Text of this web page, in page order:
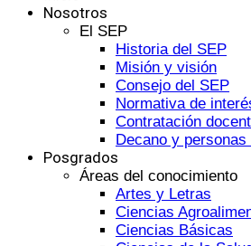
Nosotros
El SEP
Historia del SEP
Misión y visión
Consejo del SEP
Normativa de
Contratación
Decano y personas
Posgrados
Áreas del conocimiento
Artes y Letras
Ciencias
Ciencias Básicas